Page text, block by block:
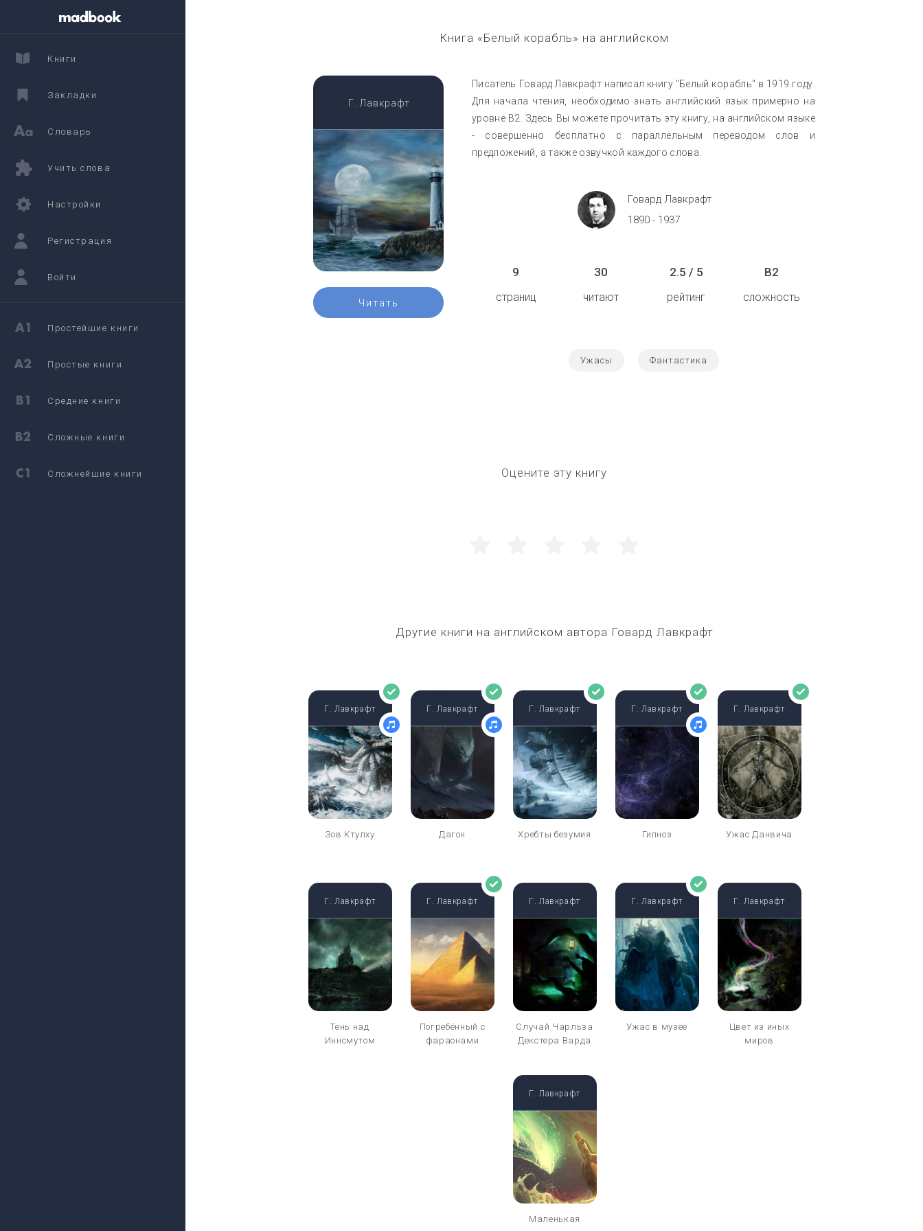
Книга «Белый корабль» на английском
Г. Лавкрафт
Читать
Писатель Говард Лавкрафт написал книгу "Белый корабль" в 1919 году.
Для начала чтения, необходимо знать английский язык примерно на
уровне B2. Здесь Вы можете прочитать эту книгу, на английском языке
- совершенно бесплатно с параллельным переводом слов и
предложений, а также озвучкой каждого слова.
Говард Лавкрафт
1890 - 1937
9
страниц
30
читают
2.5 / 5
рейтинг
B2
сложность
Ужасы Фантастика
Оцените эту книгу
Другие книги на английском автора Говард Лавкрафт
Зов Ктулху
Г. Лавкрафт
Дагон
Г. Лавкрафт
Хребты безумия
Г. Лавкрафт
Гипноз
Г. Лавкрафт
Ужас Данвича
Г. Лавкрафт
Тень над
Иннсмутом
Г. Лавкрафт
Погребённый с
фараонами
Г. Лавкрафт
Случай Чарльза
Декстера Варда
Г. Лавкрафт
Ужас в музее
Г. Лавкрафт
Цвет из иных
миров
Г. Лавкрафт
Маленькая
Г. Лавкрафт
Книги
Закладки
Словарь
Учить слова
Настройки
Регистрация
Войти
Простейшие книги
Простые книги
Средние книги
Сложные книги
Сложнейшие книги